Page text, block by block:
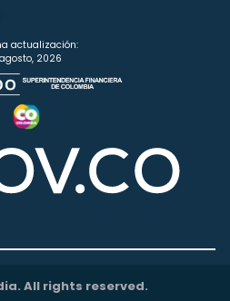
actualización:
2026
All rights reserved.